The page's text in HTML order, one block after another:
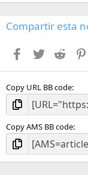
Compartir esta
FacebookTwitter
Copy URL BB code
Copy AMS BB code